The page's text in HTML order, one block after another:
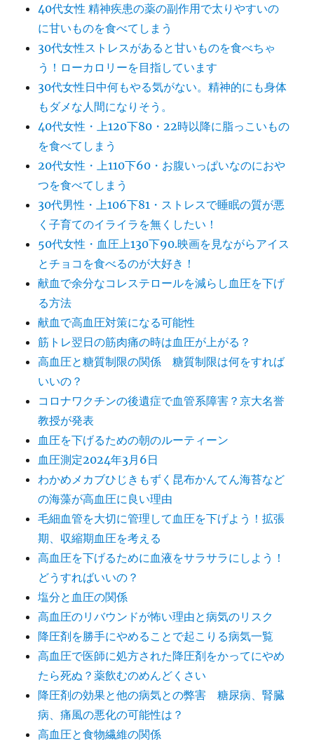
40代女性 精神疾患の薬の副作用で太りやすいの
に甘いものを食べてしまう
30代女性ストレスがあると甘いものを食べちゃ
う！ローカロリーを目指しています
30代女性日中何もやる気がない。精神的にも身体
もダメな人間になりそう。
40代女性・上120下80・22時以降に脂っこいもの
を食べてしまう
20代女性・上110下60・お腹いっぱいなのにおや
つを食べてしまう
30代男性・上106下81・ストレスで睡眠の質が悪
く子育てのイライラを無くしたい！
50代女性・血圧上130下90.映画を見ながらアイス
とチョコを食べるのが大好き！
献血で余分なコレステロールを減らし血圧を下げ
る方法
献血で高血圧対策になる可能性
筋トレ翌日の筋肉痛の時は血圧が上がる？
高血圧と糖質制限の関係 糖質制限は何をすれば
いいの？
コロナワクチンの後遺症で血管系障害？京大名誉
教授が発表
血圧を下げるための朝のルーティーン
血圧測定2024年3月6日
わかめメカブひじきもずく昆布かんてん海苔など
の海藻が高血圧に良い理由
毛細血管を大切に管理して血圧を下げよう！拡張
期、収縮期血圧を考える
高血圧を下げるために血液をサラサラにしよう！
どうすればいいの？
塩分と血圧の関係
高血圧のリバウンドが怖い理由と病気のリスク
降圧剤を勝手にやめることで起こりる病気一覧
高血圧で医師に処方された降圧剤をかってにやめ
たら死ぬ？薬飲むのめんどくさい
降圧剤の効果と他の病気との弊害 糖尿病、腎臓
病、痛風の悪化の可能性は？
高血圧と食物繊維の関係